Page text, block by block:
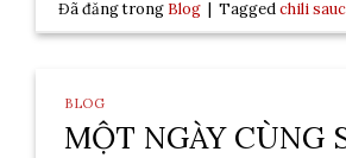
Đã đăng trong Blog | Taggedchili
BLOG
MỘT NGÀY CÙNG